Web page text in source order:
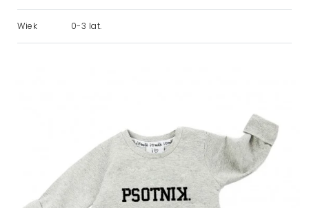
Wiek 0-3 lat.